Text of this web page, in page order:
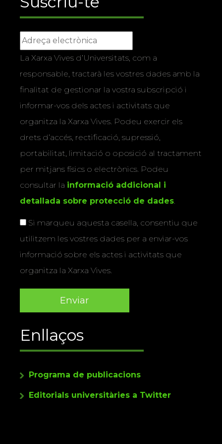
La Xarxa Vives d’Universitats, com a
responsable, tractarà les vostres dades amb la
finalitat de gestionar la vostra subscripció i
informar-vos dels actes i activitats que
organitza la Xarxa Vives. Podeu exercir els
drets d’accés, rectificació, supressió,
portabilitat, limitació o oposició al tractament
per mitjans físics o electrònics. Podeu
consultar la informació addicional i
detallada sobre protecció de dades.
Si marqueu aquesta casella, consentiu que
utilitzem les vostres dades per a enviar-vos
informació sobre els actes i activitats que
organitza la Xarxa Vives.
Enllaços
Programa de publicacions
Editorials universitàries a Twitter